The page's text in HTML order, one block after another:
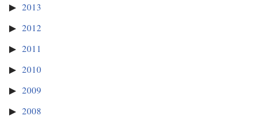
2013
2012
2011
2010
2009
2008